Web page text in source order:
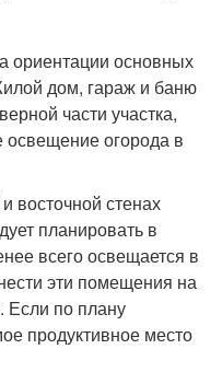
ориентации основных
дом, гараж и баню
части участка,
освещение огорода в
восточной стенах
планировать в
всего освещается в
эти помещения на
Если по плану
продуктивное место